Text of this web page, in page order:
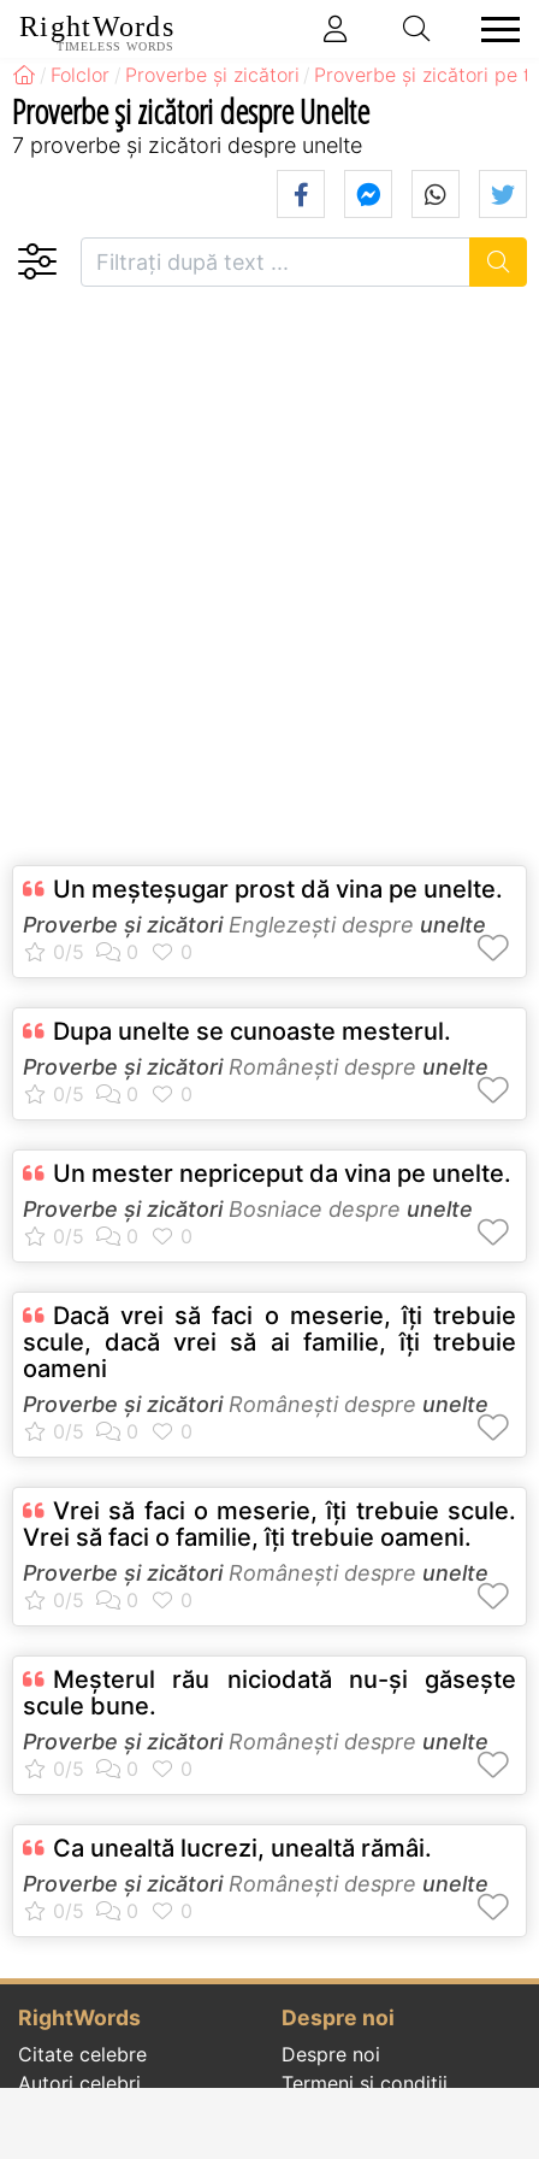
RightWords
TIMELESS WORDS
Folclor Proverbe și zicători Proverbe și zicători pe
Proverbe și zicători despre Unelte
7 proverbe și zicători despre unelte
Un meşteşugar prost dă vina pe unelte.
Proverbe și zicătoriEnglezeşti despre unelte
Dupa unelte se cunoaste mesterul.
Proverbe și zicătoriRomâneşti despre unelte
Un mester nepriceput da vina pe unelte.
Proverbe și zicătoriBosniace despre unelte
Dacă vrei să faci o meserie, îți trebuie
scule, dacă vrei să ai familie, îți trebuie
oameni
Proverbe și zicătoriRomâneşti despre unelte
Vrei să faci o meserie, îți trebuie scule.
Vrei să faci o familie, îți trebuie oameni.
Proverbe și zicătoriRomâneşti despre unelte
Meşterul rău niciodată nu-şi găseşte
scule bune.
Proverbe și zicătoriRomâneşti despre unelte
Ca unealtă lucrezi, unealtă rămâi.
Proverbe și zicătoriRomâneşti despre unelte
RightWords
Citate celebre
Autori celebri
Despre noi
Despre noi
Termeni și condiții